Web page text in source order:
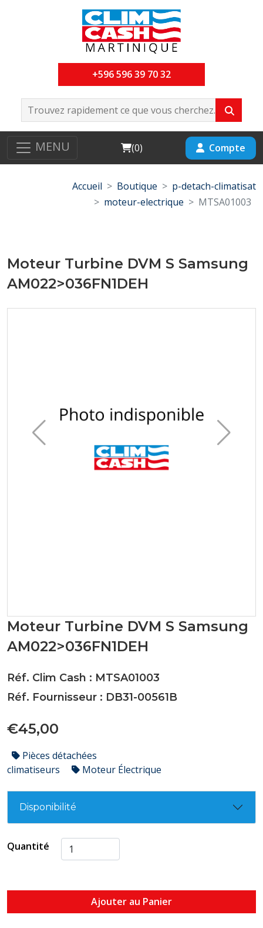
+596 596 39 70 32
MENU Cart
(0) Compte
Accueil Boutique
p-detach-climatisat
moteur-electrique
MTSA01003
Moteur Turbine DVM S Samsung
AM022>036FN1DEH
Moteur Turbine DVM S Samsung
AM022>036FN1DEH
Réf. Clim Cash : MTSA01003
Réf. Fournisseur : DB31-00561B
€45,00
Pièces détachées
climatiseurs
Moteur Électrique
Disponibilité
Quantité
Ajouter au Panier